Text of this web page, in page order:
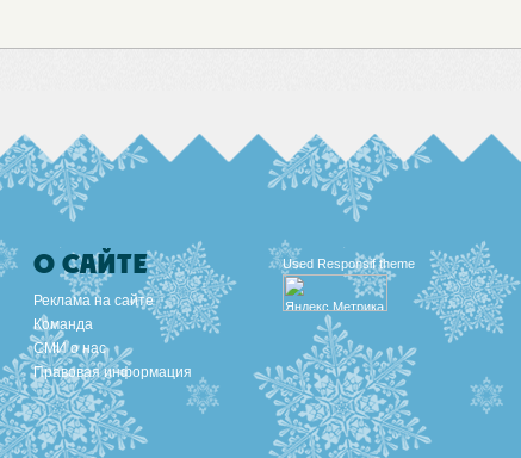
О САЙТЕ
Реклама на сайте
Команда
СМИ о нас
Правовая информация
Used Responsif theme